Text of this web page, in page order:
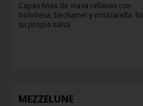
Capas finas de masa rellanas con
boloñesa, bechamel y mozzarella. En
su propia salsa
MEZZELUNE